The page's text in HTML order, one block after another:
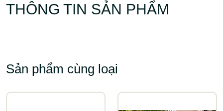
THÔNG TIN SẢN PHẨM
Sản phẩm cùng loại